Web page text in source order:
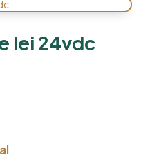
lei 24vdc